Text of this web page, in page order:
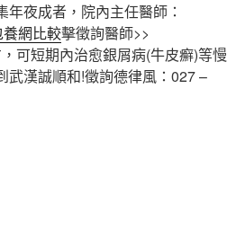
夜成者，院內主任醫師：
養網比較擊徵詢醫師>>
可短期內治愈銀屑病(牛皮癬)等慢
武漢誠順和!徵詢德律風：027 –